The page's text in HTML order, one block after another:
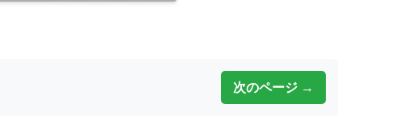
次のページ →